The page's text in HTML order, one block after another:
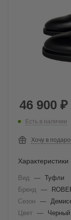
46 900 ₽
Есть в наличии
Хочу в
Характеристики
Вид — Туфли
Бренд
—
Сезон
—
Цвет —
Черный